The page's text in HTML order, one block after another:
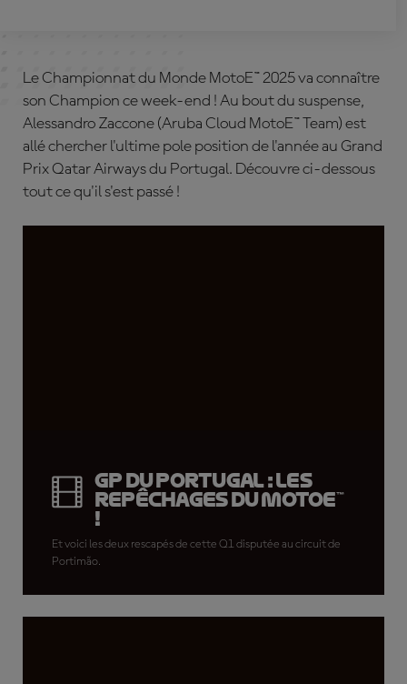
Le Championnat du Monde MotoE™ 2025 va connaître
son Champion ce week-end ! Au bout du suspense,
Alessandro Zaccone (Aruba Cloud MotoE™ Team) est
allé chercher l'ultime pole position de l'année au Grand
Prix Qatar Airways du Portugal. Découvre ci-dessous
tout ce qu'il s'est passé !
GP du Portugal : les
repêchages du MotoE™
!
Et voici les deux rescapés de cette Q1 disputée au circuit de
Portimão.